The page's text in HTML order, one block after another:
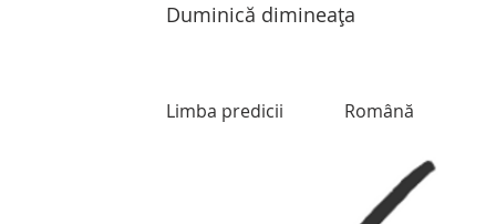
Duminică dimineața
Limba predicii Română